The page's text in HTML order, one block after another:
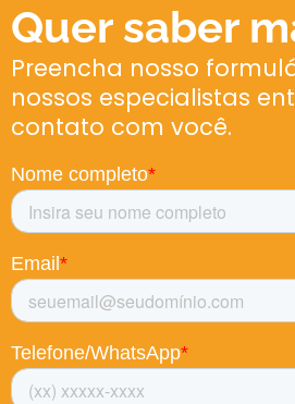
Quer saber
Preencha nosso
nossos especialistas
contato com você.